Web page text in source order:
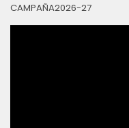
CAMPAÑA2026-27